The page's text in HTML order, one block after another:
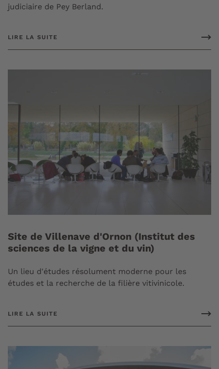
judiciaire de Pey Berland.
LIRE LA SUITE
Site de Villenave d'Ornon (Institut des
sciences de la vigne et du vin)
Un lieu d'études résolument moderne pour les
études et la recherche de la filière vitivinicole.
LIRE LA SUITE